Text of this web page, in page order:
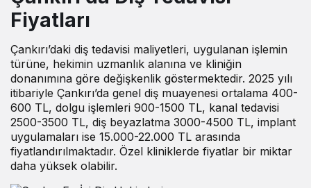
Fiyatları
Çankırı’daki diş tedavisi maliyetleri, uygulanan işlemin
türüne, hekimin uzmanlık alanına ve kliniğin
donanımına göre değişkenlik göstermektedir. 2025 yılı
itibariyle Çankırı’da genel diş muayenesi ortalama 400-
600 TL, dolgu işlemleri 900-1500 TL, kanal tedavisi
2500-3500 TL, diş beyazlatma 3000-4500 TL, implant
uygulamaları ise 15.000-22.000 TL arasında
fiyatlandırılmaktadır. Özel kliniklerde fiyatlar bir miktar
daha yüksek olabilir.